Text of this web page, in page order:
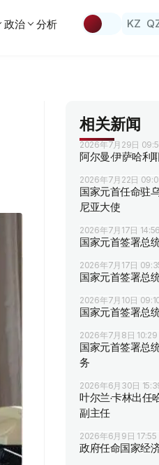
政治 分析 KZ
相关新闻
2026年7月29日
阿尔曼·伊萨哈利
2026年7月22日
国家元首任命驻
尼亚大使
2026年7月17日 14:56
国家元首签署总
2026年7月17日
国家元首签署总
2026年7月10日
国家元首签署总
2026年7月8日 10:29
国家元首签署总
务
2026年6月30日
叶尔兰·卡林出任
副主任
2026年6月9日 17:55
政府任命国家经